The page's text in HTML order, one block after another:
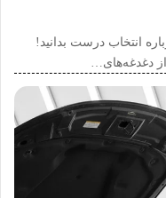
انتخاب درست بدانید!
دغدغه‌های…